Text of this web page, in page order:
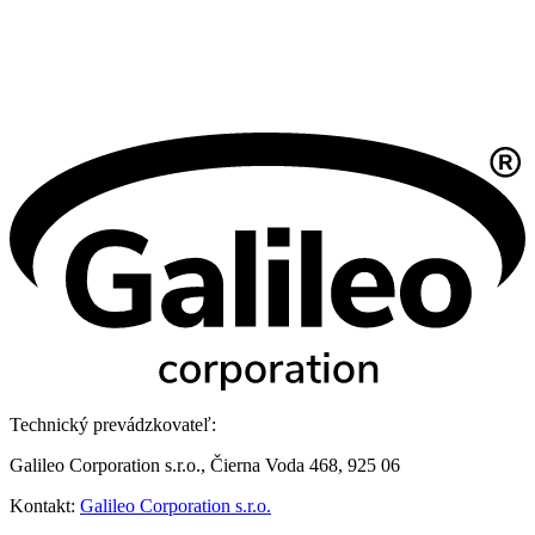
Technický prevádzkovateľ:
Galileo Corporation s.r.o., Čierna Voda 468, 925 06
Kontakt: Galileo Corporation s.r.o.